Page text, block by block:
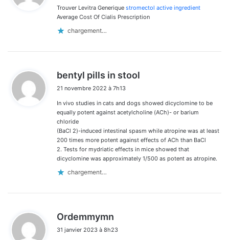
:
Trouver Levitra Generique stromectol active ingredient
Average Cost Of Cialis Prescription
chargement…
bentyl pills in stool
:
21 novembre 2022 à 7h13
In vivo studies in cats and dogs showed dicyclomine to be
equally potent against acetylcholine (ACh)- or barium
chloride
(BaCl 2)-induced intestinal spasm while atropine was at least
200 times more potent against effects of ACh than BaCl
2. Tests for mydriatic effects in mice showed that
dicyclomine was approximately 1/500 as potent as atropine.
chargement…
Ordemmymn
t
31 janvier 2023 à 8h23